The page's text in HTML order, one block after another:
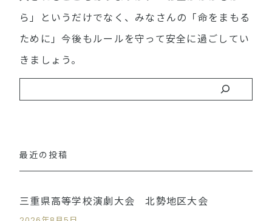
ら」というだけでなく、みなさんの「命をまもる
ために」今後もルールを守って安全に過ごしてい
きましょう。
最近の投稿
三重県高等学校演劇大会 北勢地区大会